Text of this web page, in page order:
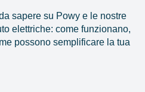
sapere su Powy e le nostre
elettriche: come funzionano,
possono semplificare la tua